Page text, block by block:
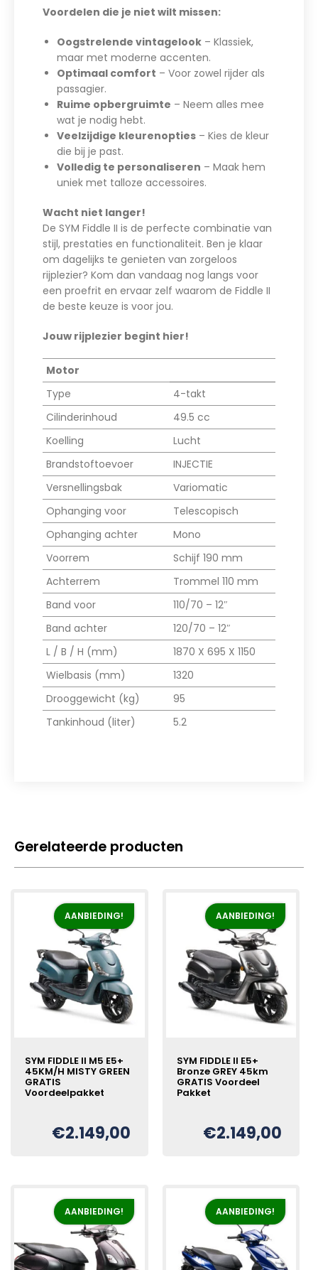
Voordelen die je niet wilt missen:
Oogstrelende vintagelook – Klassiek,
maar met moderne accenten.
Optimaal comfort – Voor zowel rijder als
passagier.
Ruime opbergruimte – Neem alles mee
wat je nodig hebt.
Veelzijdige kleurenopties – Kies de kleur
die bij je past.
Volledig te personaliseren – Maak hem
uniek met talloze accessoires.
Wacht niet langer!
De SYM Fiddle II is de perfecte combinatie van
stijl, prestaties en functionaliteit. Ben je klaar
om dagelijks te genieten van zorgeloos
rijplezier? Kom dan vandaag nog langs voor
een proefrit en ervaar zelf waarom de Fiddle II
de beste keuze is voor jou.
Jouw rijplezier begint hier!
Motor
Type
4-takt
Cilinderinhoud
49.5 cc
Koelling
Lucht
Brandstoftoevoer
INJECTIE
Versnellingsbak
Variomatic
Ophanging voor
Telescopisch
Ophanging achter
Mono
Voorrem
Schijf 190 mm
Achterrem
Trommel 110 mm
Band voor
110/70 – 12″
Band achter
120/70 – 12″
L / B / H (mm)
1870 X 695 X 1150
Wielbasis (mm)
1320
Drooggewicht (kg)
95
Tankinhoud (liter)
5.2
Gerelateerde producten
AANBIEDING!
SYM FIDDLE II M5 E5+
45KM/H MISTY GREEN
GRATIS
Voordeelpakket
Oorspronkelijke
€2.149,00
Huidige
AANBIEDING!
SYM FIDDLE II E5+
Bronze GREY 45km
GRATIS Voordeel
Pakket
Oorspronkelijke
€2.149,00
Huidige
AANBIEDING! AANBIEDING!